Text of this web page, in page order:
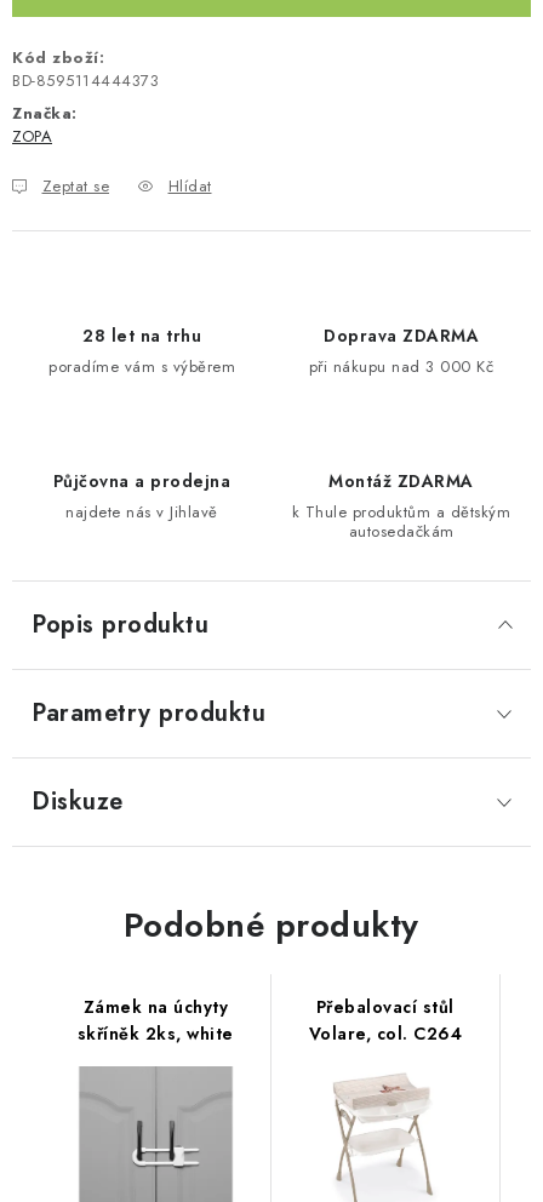
Moje objednávka
Napište nám
Reklamace
Obchodní podmínky
Kód zboží:
BD-8595114444373
Značka:
ZOPA
Zeptat se Hlídat
28 let na trhu
poradíme vám s výběrem
Doprava ZDARMA
při nákupu nad 3 000 Kč
Půjčovna a prodejna
najdete nás v Jihlavě
Montáž ZDARMA
k Thule produktům a dětským
autosedačkám
Popis produktu
Parametry produktu
Diskuze
Podobné produkty
Zámek na úchyty
skříněk 2ks, white
Přebalovací stůl
Volare, col. C264